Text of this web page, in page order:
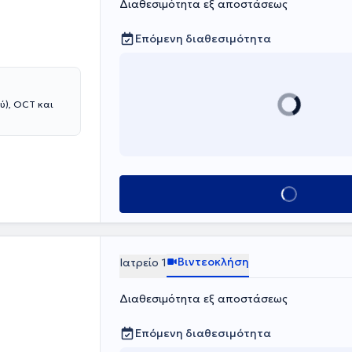
για
ερευνητής
έρευνες
OCT και
Διαθεσιμότητα εξ αποστάσεως
Επόμενη διαθεσιμότητα
Κλείσε ραντεβού
Ιατρείο 1 Βιντεοκλήση
Διαθεσιμότητα εξ αποστάσεως
Επόμενη διαθεσιμότητα